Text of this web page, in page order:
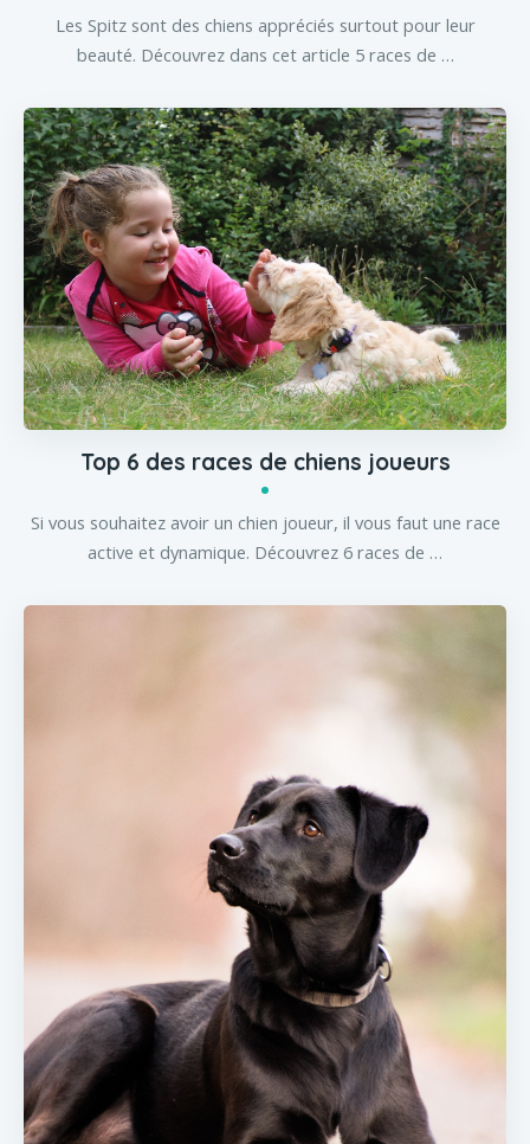
Les Spitz sont des chiens appréciés surtout pour leur
beauté. Découvrez dans cet article 5 races de …
Top 6 des races de chiens joueurs
Si vous souhaitez avoir un chien joueur, il vous faut une race
active et dynamique. Découvrez 6 races de …